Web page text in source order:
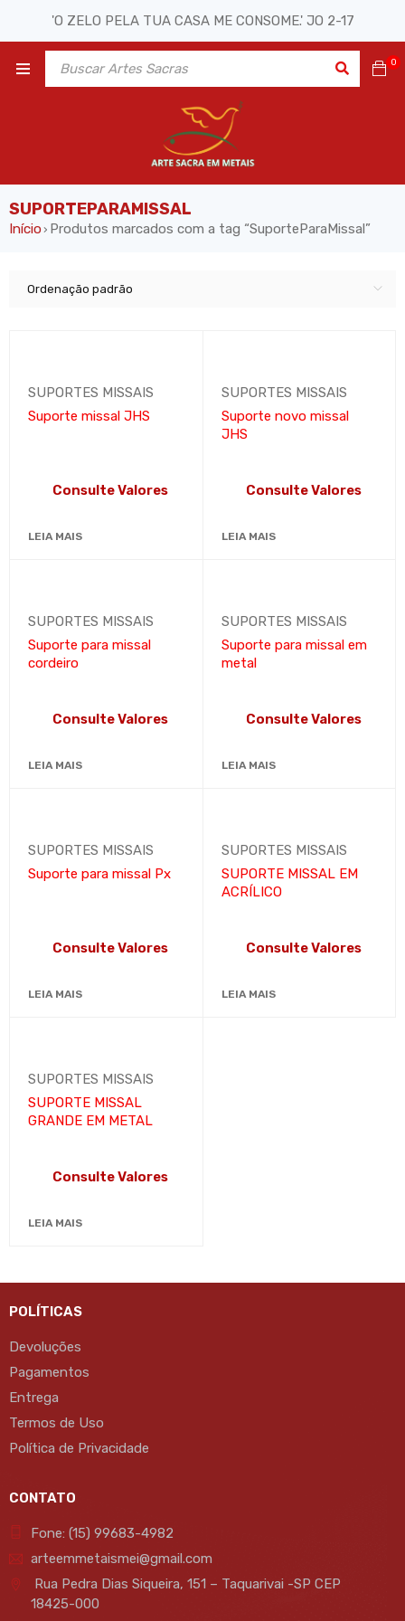
'O ZELO PELA TUA CASA ME CONSOME.' JO 2-17
0
SUPORTEPARAMISSAL
Início› Produtos marcados com a tag “SuporteParaMissal”
Ordenação padrão
SUPORTES MISSAIS
Suporte missal JHS
Consulte Valores
LEIA MAIS
SUPORTES MISSAIS
Suporte novo missal
JHS
Consulte Valores
LEIA MAIS
SUPORTES MISSAIS
Suporte para missal
cordeiro
Consulte Valores
LEIA MAIS
SUPORTES MISSAIS
Suporte para missal em
metal
Consulte Valores
LEIA MAIS
SUPORTES MISSAIS
Suporte para missal Px
Consulte Valores
LEIA MAIS
SUPORTES MISSAIS
SUPORTE MISSAL EM
ACRÍLICO
Consulte Valores
LEIA MAIS
SUPORTES MISSAIS
SUPORTE MISSAL
GRANDE EM METAL
Consulte Valores
LEIA MAIS
POLÍTICAS
Devoluções
Pagamentos
Entrega
Termos de Uso
Política de Privacidade
CONTATO
Fone: (15) 99683-4982
arteemmetaismei@gmail.com
Rua Pedra Dias Siqueira, 151 – Taquarivai -SP CEP
18425-000